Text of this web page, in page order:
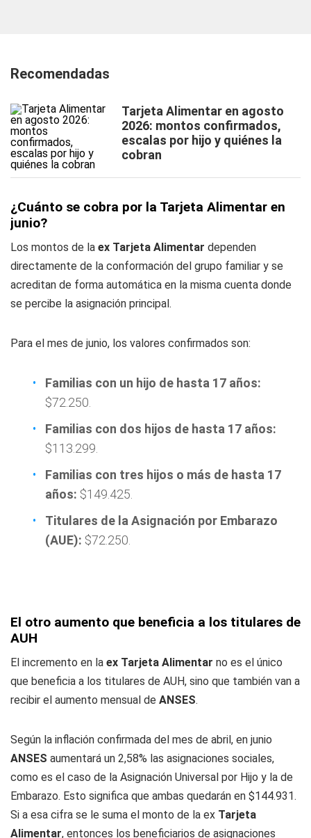
Recomendadas
Tarjeta Alimentar en agosto
2026: montos confirmados,
escalas por hijo y quiénes la
cobran
¿Cuánto se cobra por la Tarjeta Alimentar en
junio?
Los montos de la ex Tarjeta Alimentar dependen
directamente de la conformación del grupo familiar y se
acreditan de forma automática en la misma cuenta donde
se percibe la asignación principal.
Para el mes de junio, los valores confirmados son:
Familias con un hijo de hasta 17 años:
$72.250.
Familias con dos hijos de hasta 17 años:
$113.299.
Familias con tres hijos o más de hasta 17
años: $149.425.
Titulares de la Asignación por Embarazo
(AUE): $72.250.
El otro aumento que beneficia a los titulares de
AUH
El incremento en la ex Tarjeta Alimentar no es el único
que beneficia a los titulares de AUH, sino que también van a
recibir el aumento mensual de ANSES.
Según la inflación confirmada del mes de abril, en junio
ANSES aumentará un 2,58% las asignaciones sociales,
como es el caso de la Asignación Universal por Hijo y la de
Embarazo. Esto significa que ambas quedarán en $144.931.
Si a esa cifra se le suma el monto de la ex Tarjeta
Alimentar, entonces los beneficiarios de asignaciones